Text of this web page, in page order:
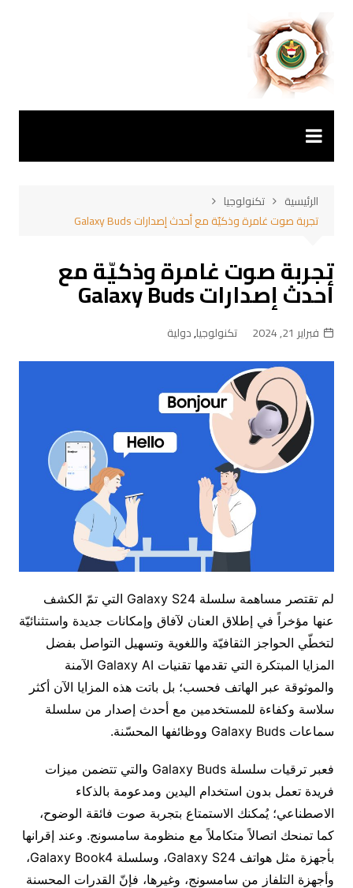
المحتوى
الرئيسية
تكنولوجيا
تجربة صوت غامرة وذكيّة مع أحدث إصدارات Galaxy Buds
تجربة صوت غامرة وذكيّة مع
أحدث إصدارات Galaxy Buds
فبراير 21, 2024 تكنولوجيا,دولية
لم تقتصر مساهمة سلسلة Galaxy S24 التي تمّ الكشف
عنها مؤخراً في إطلاق العنان لآفاق وإمكانات جديدة واستثنائيّة
لتخطّي الحواجز الثقافيّة واللغوية وتسهيل التواصل بفضل
المزايا المبتكرة التي تقدمها تقنيات Galaxy AI الآمنة
والموثوقة عبر الهاتف فحسب؛ بل باتت هذه المزايا الآن أكثر
سلاسة وكفاءة للمستخدمين مع أحدث إصدار من سلسلة
سماعات Galaxy Buds ووظائفها المحسّنة.
فعبر ترقيات سلسلة Galaxy Buds والتي تتضمن ميزات
فريدة تعمل بدون استخدام اليدين ومدعومة بالذكاء
الاصطناعي؛ يُمكنك الاستمتاع بتجربة صوت فائقة الوضوح،
كما تمنحك اتصالاً متكاملاً مع منظومة سامسونج. وعند إقرانها
بأجهزة مثل هواتف Galaxy S24، وسلسلة Galaxy Book4،
وأجهزة التلفاز من سامسونج، وغيرها، فإنّ القدرات المحسنة